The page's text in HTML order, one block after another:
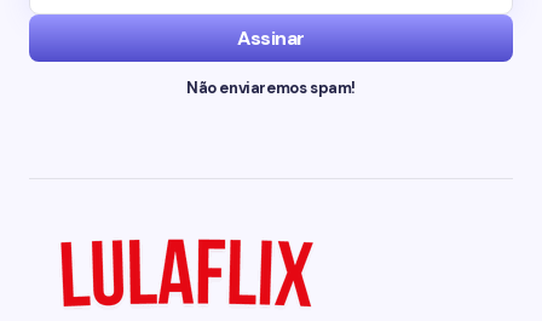
Assinar
Não enviaremos spam!